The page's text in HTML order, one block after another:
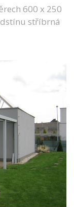
600 x 250
stříbrná